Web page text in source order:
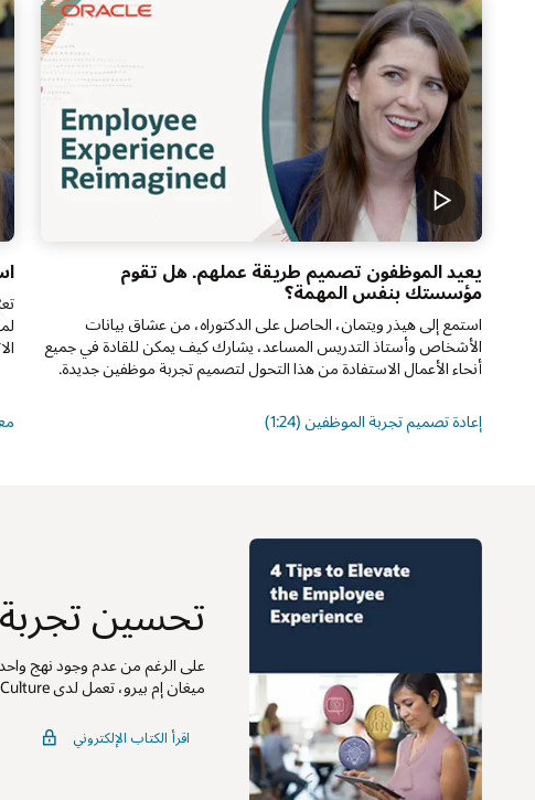
يعيد الموظفون تصميم طريقة عملهم. هل تقوم
مؤسستك بنفس المهمة؟
استمع إلى هيذر ويتمان، الحاصل على الدكتوراه، من عشاق بيانات
الأشخاص وأستاذ التدريس المساعد، يشارك كيف يمكن للقادة في جميع
أنحاء الأعمال الاستفادة من هذا التحول لتصميم تجربة موظفين جديدة.
إعادة تصميم تجربة الموظفين (1:24)
تحسين تجربة
على الرغم من عدم وجود نهج
ميغان إم بيرو، تعمل لدى TalentCulture، لإنشاء كتاب إلكتروني لمساعدتك على بدء هذه الرحلة باستخدام تقنية HCM.
اقرأ الكتاب الإلكتروني